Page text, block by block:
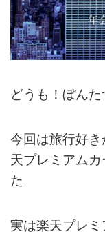
どうも！ぼんた
今回は旅行好
天プレミアム
た。
実は楽天プレ